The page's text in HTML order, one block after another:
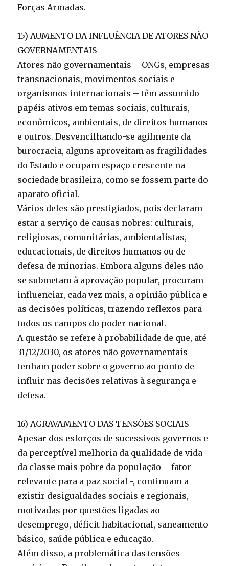
Forças Armadas.
15) AUMENTO DA INFLUÊNCIA DE ATORES NÃO
GOVERNAMENTAIS
Atores não governamentais – ONGs, empresas
transnacionais, movimentos sociais e
organismos internacionais – têm assumido
papéis ativos em temas sociais, culturais,
econômicos, ambientais, de direitos humanos
e outros. Desvencilhando-se agilmente da
burocracia, alguns aproveitam as fragilidades
do Estado e ocupam espaço crescente na
sociedade brasileira, como se fossem parte do
aparato oficial.
Vários deles são prestigiados, pois declaram
estar a serviço de causas nobres: culturais,
religiosas, comunitárias, ambientalistas,
educacionais, de direitos humanos ou de
defesa de minorias. Embora alguns deles não
se submetam à aprovação popular, procuram
influenciar, cada vez mais, a opinião pública e
as decisões políticas, trazendo reflexos para
todos os campos do poder nacional.
A questão se refere à probabilidade de que, até
31/12/2030, os atores não governamentais
tenham poder sobre o governo ao ponto de
influir nas decisões relativas à segurança e
defesa.
16) AGRAVAMENTO DAS TENSÕES SOCIAIS
Apesar dos esforços de sucessivos governos e
da perceptível melhoria da qualidade de vida
da classe mais pobre da população – fator
relevante para a paz social -, continuam a
existir desigualdades sociais e regionais,
motivadas por questões ligadas ao
desemprego, déficit habitacional, saneamento
básico, saúde pública e educação.
Além disso, a problemática das tensões